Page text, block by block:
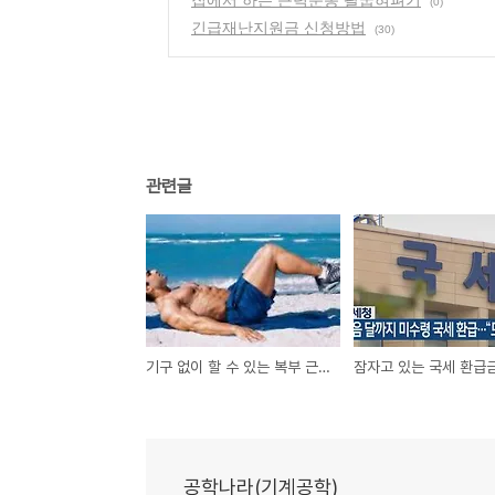
긴급재난지원금 신청방법 (30)
관련글
기구 없이 할 수 있는 복부 근력 운동
공학나라(기계공학)